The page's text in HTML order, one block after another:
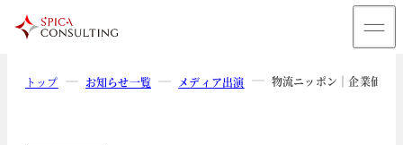
トップ お知らせ一覧 メディア出演 物流ニッポン｜企業価値